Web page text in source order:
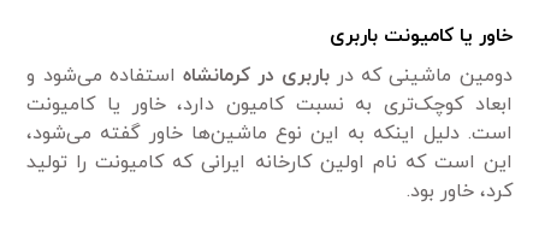
خاور یا کامیونت باربری
دومین ماشینی که در باربری در کرمانشاه استفاده می‌شود و
ابعاد کوچک‌تری به نسبت کامیون دارد، خاور یا کامیونت
است. دلیل اینکه به این نوع ماشین‌ها خاور گفته می‌شود،
این است که نام اولین کارخانه ایرانی که کامیونت را تولید
کرد، خاور بود.